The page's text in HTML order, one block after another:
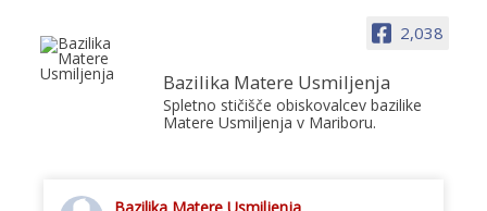
2,038
Bazilika Matere Usmiljenja
Spletno stičišče obiskovalcev bazilike
Matere Usmiljenja v Mariboru.
Bazilika Matere Usmiljenja